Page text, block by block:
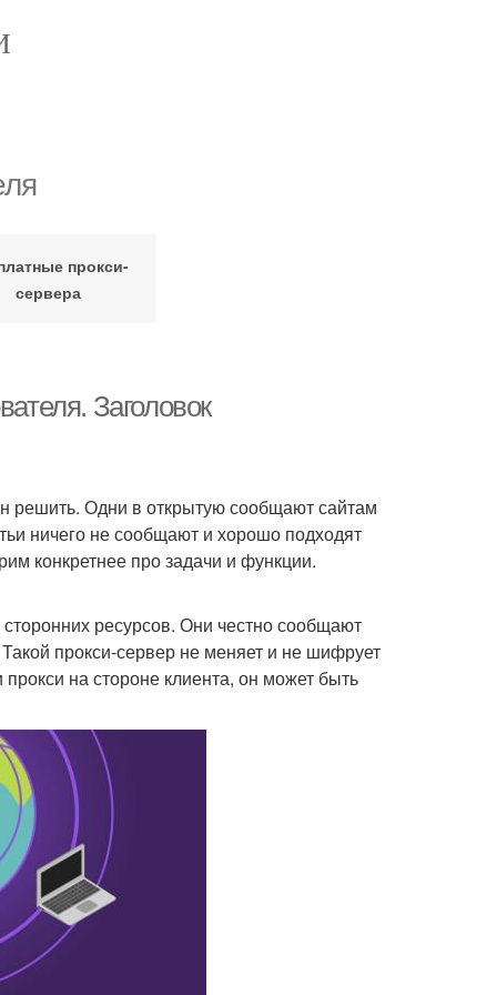
прокси-
сервера
Заголовок
решить. Одни в открытую сообщают сайтам
ничего не сообщают и хорошо подходят
конкретнее про задачи и функции.
ресурсов. Они честно сообщают
прокси-сервер не меняет и не шифрует
на стороне клиента, он может быть